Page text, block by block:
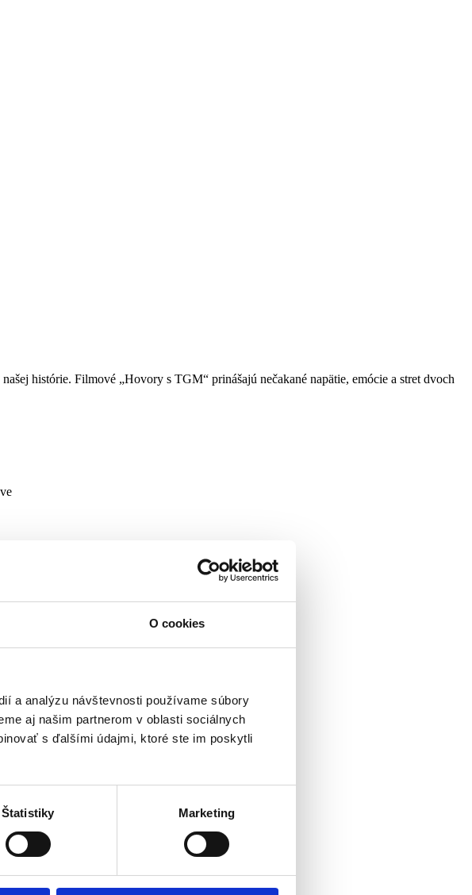
O cookies
a analýzu návštevnosti používame súbory
aj našim partnerom v oblasti sociálnych
s ďalšími údajmi, ktoré ste im poskytli
Štatistiky Marketing
histórie. Filmové „Hovory s TGM“ prinášajú nečakané napätie, emócie a stret dvoch